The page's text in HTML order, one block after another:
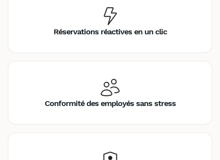
Réservations réactives en un clic
Conformité des employés sans stress